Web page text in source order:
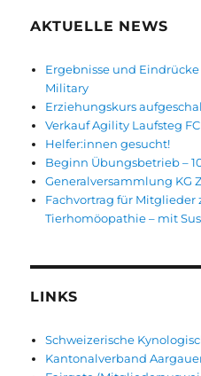
AKTUELLE NEWS
Ergebnisse und
Military
Erziehungskurs
Verkauf Agility Laufsteg
Helfer:innen gesucht!
Beginn Übungsbetrieb –
Generalversammlung KG
Fachvortrag für Mitglieder
Tierhomöopathie – mit
LINKS
Schweizerische
Kantonalverband